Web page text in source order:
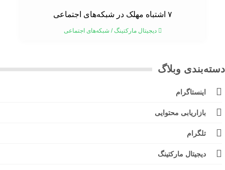
دیجیتال مارکتینگ/شبکه‌های اجتماعی
وبلاگ
اینستاگرام
بازاریابی محتوایی
تلگرام
دیجیتال مارکتینگ